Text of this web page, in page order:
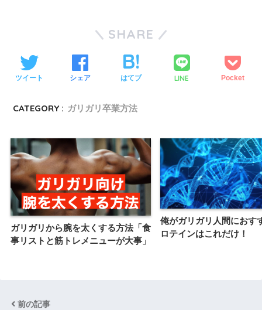
SHARE
ツイート シェア はてブ LINE Pocket
CATEGORY : ガリガリ卒業方法
ガリガリから腕を太くする方法「食
事リストと筋トレメニューが大事」
俺がガリガリ人間におす
ロテインはこれだけ！
前の記事